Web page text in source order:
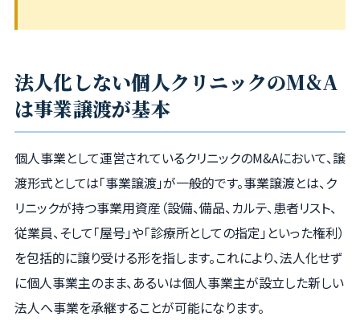
法人化しない個人クリニックのM&A
は事業譲渡が基本
個人事業として運営されているクリニックのM&Aにおいて、譲
渡形式としては「事業譲渡」が一般的です。事業譲渡とは、ク
リニックが持つ事業用資産（設備、備品、カルテ、患者リスト、
従業員、そして「屋号」や「診療所としての指定」といった権利）
を包括的に譲り受ける形を指します。これにより、法人化せず
に個人事業主のまま、あるいは個人事業主が設立した新しい
法人へ事業を承継することが可能になります。